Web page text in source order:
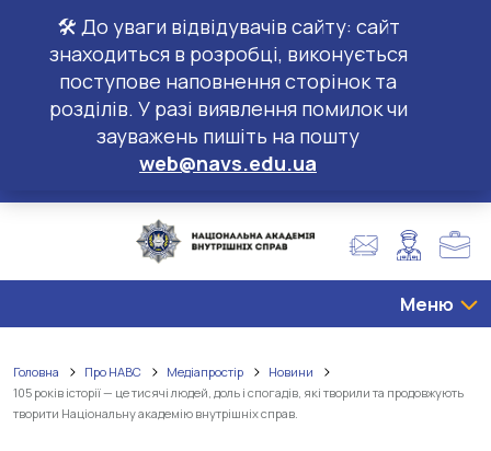
🛠️ До уваги відвідувачів сайту: сайт
знаходиться в розробці, виконується
поступове наповнення сторінок та
розділів. У разі виявлення помилок чи
зауважень пишіть на пошту
web@navs.edu.ua
Меню
Головна Про НАВС Медіапростір
Новини
105 років історії — це тисячі людей, доль і спогадів, які творили та продовжують
творити Національну академію внутрішніх справ.